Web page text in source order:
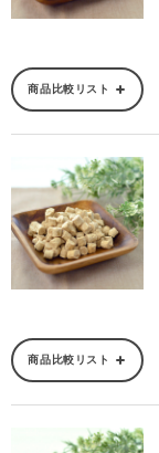
商品比較リスト
商品比較リスト